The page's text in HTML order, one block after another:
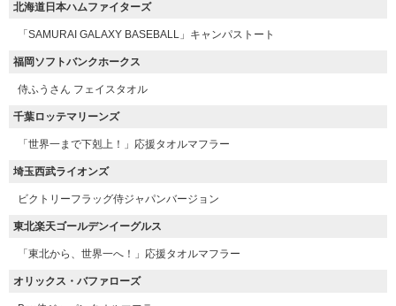
北海道日本ハムファイターズ
「SAMURAI GALAXY BASEBALL」キャンパストート
福岡ソフトバンクホークス
侍ふうさん フェイスタオル
千葉ロッテマリーンズ
「世界一まで下剋上！」応援タオルマフラー
埼玉西武ライオンズ
ビクトリーフラッグ侍ジャパンバージョン
東北楽天ゴールデンイーグルス
「東北から、世界一へ！」応援タオルマフラー
オリックス・バファローズ